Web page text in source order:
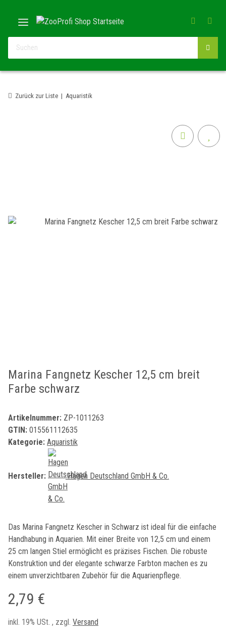
Zurück zur Liste Aquaristik
Marina Fangnetz Kescher 12,5 cm breit
Farbe schwarz
Artikelnummer: ZP-1011263
GTIN: 015561112635
Kategorie: Aquaristik
Hersteller: Hagen Deutschland GmbH & Co.
Das Marina Fangnetz Kescher in Schwarz ist ideal für die einfache
Handhabung in Aquarien. Mit einer Breite von 12,5 cm und einem
25 cm langen Stiel ermöglicht es präzises Fischen. Die robuste
Konstruktion und der elegante schwarze Farbton machen es zu
einem unverzichtbaren Zubehör für die Aquarienpflege.
2,79 €
inkl. 19% USt. , zzgl. Versand